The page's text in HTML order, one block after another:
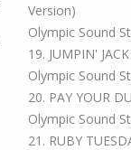
Version)
Olympic Sound
19. JUMPIN'
Olympic Sound
20. PAY YOUR
Olympic Sound
21. RUBY